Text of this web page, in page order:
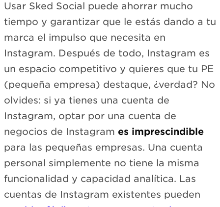
Usar Sked Social puede ahorrar mucho
tiempo y garantizar que le estás dando a tu
marca el impulso que necesita en
Instagram. Después de todo, Instagram es
un espacio competitivo y quieres que tu PE
(pequeña empresa) destaque, ¿verdad? No
olvides: si ya tienes una cuenta de
Instagram, optar por una cuenta de
negocios de Instagram es imprescindible
para las pequeñas empresas. Una cuenta
personal simplemente no tiene la misma
funcionalidad y capacidad analítica. Las
cuentas de Instagram existentes pueden